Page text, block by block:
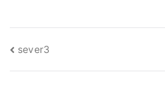
文
章
sever3